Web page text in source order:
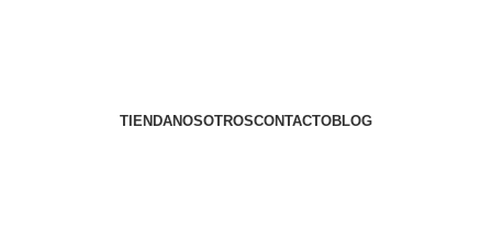
TIENDANOSOTROSCONTACTOBLOG